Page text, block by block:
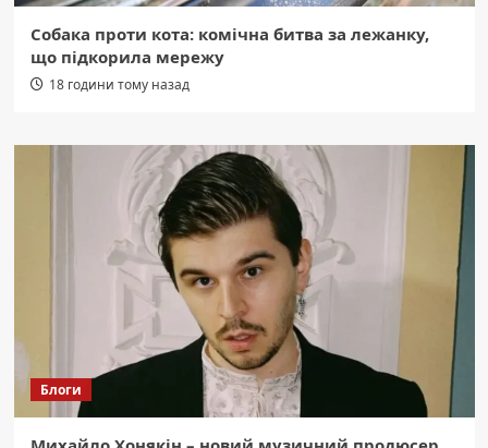
Собака проти кота: комічна битва за лежанку,
що підкорила мережу
18 години тому назад
Блоги